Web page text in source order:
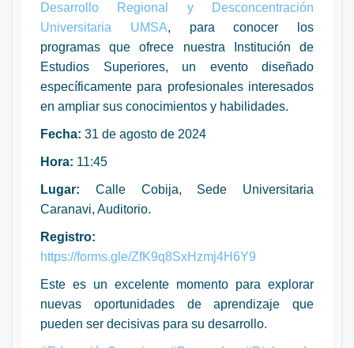
Desarrollo Regional y Desconcentración
Universitaria UMSA, para conocer los
programas que ofrece nuestra Institución de
Estudios Superiores, un evento diseñado
específicamente para profesionales interesados
en ampliar sus conocimientos y habilidades.
Fecha: 31 de agosto de 2024
Hora: 11:45
Lugar: Calle Cobija, Sede Universitaria
Caranavi, Auditorio.
Registro:
https://forms.gle/ZfK9q8SxHzmj4H6Y9
Este es un excelente momento para explorar
nuevas oportunidades de aprendizaje que
pueden ser decisivas para su desarrollo.